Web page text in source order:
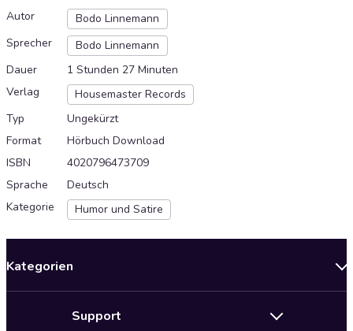
Autor
Bodo Linnemann
Sprecher
Bodo Linnemann
Dauer
1 Stunden 27 Minuten
Verlag
Housemaster Records
Typ
Ungekürzt
Format
Hörbuch Download
ISBN
4020796473709
Sprache
Deutsch
Kategorie
Humor und Satire
Kategorien
Support